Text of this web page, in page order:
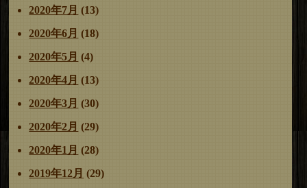
2020年7月 (13)
2020年6月 (18)
2020年5月 (4)
2020年4月 (13)
2020年3月 (30)
2020年2月 (29)
2020年1月 (28)
2019年12月 (29)